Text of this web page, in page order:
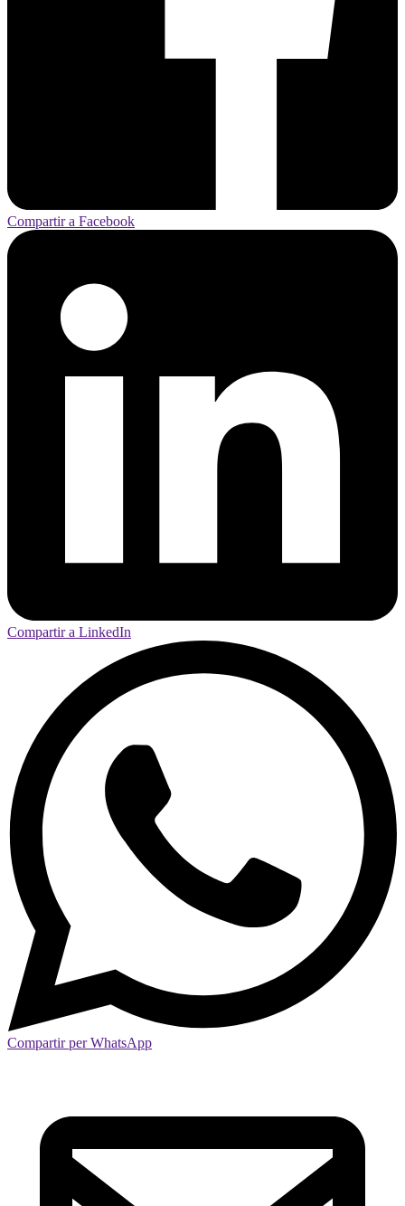
Compartir a Facebook
Compartir a LinkedIn
Compartir per WhatsApp